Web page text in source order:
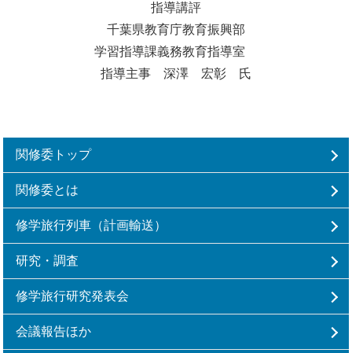
指導講評
千葉県教育庁教育振興部
学習指導課義務教育指導室
指導主事 深澤 宏彰 氏
関修委トップ
関修委とは
修学旅行列車（計画輸送）
研究・調査
修学旅行研究発表会
会議報告ほか